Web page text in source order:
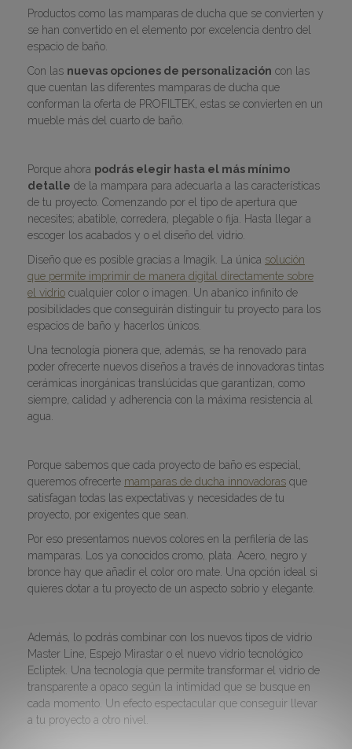
Productos como las mamparas de ducha que se convierten y
se han convertido en el elemento por excelencia dentro del
espacio de baño.
Con las nuevas opciones de personalización con las
que cuentan las diferentes mamparas de ducha que
conforman la oferta de PROFILTEK, estas se convierten en un
mueble más del cuarto de baño.
Porque ahora podrás elegir hasta el más mínimo
detalle de la mampara para adecuarla a las características
de tu proyecto. Comenzando por el tipo de apertura que
necesites; abatible, corredera, plegable o fija. Hasta llegar a
escoger los acabados y o el diseño del vidrio.
Diseño que es posible gracias a Imagik. La única solución
que permite imprimir de manera digital directamente sobre
el vidrio cualquier color o imagen. Un abanico infinito de
posibilidades que conseguirán distinguir tu proyecto para los
espacios de baño y hacerlos únicos.
Una tecnología pionera que, además, se ha renovado para
poder ofrecerte nuevos diseños a través de innovadoras tintas
cerámicas inorgánicas translúcidas que garantizan, como
siempre, calidad y adherencia con la máxima resistencia al
agua.
Porque sabemos que cada proyecto de baño es especial,
queremos ofrecerte mamparas de ducha innovadoras que
satisfagan todas las expectativas y necesidades de tu
proyecto, por exigentes que sean.
Por eso presentamos nuevos colores en la perfilería de las
mamparas. Los ya conocidos cromo, plata. Acero, negro y
bronce hay que añadir el color oro mate. Una opción ideal si
quieres dotar a tu proyecto de un aspecto sobrio y elegante.
Además, lo podrás combinar con los nuevos tipos de vidrio
Master Line, Espejo Mirastar o el nuevo vidrio tecnológico
Ecliptek. Una tecnología que permite transformar el vidrio de
transparente a opaco según la intimidad que se busque en
cada momento. Un efecto espectacular que conseguir llevar
a tu proyecto a otro nivel.